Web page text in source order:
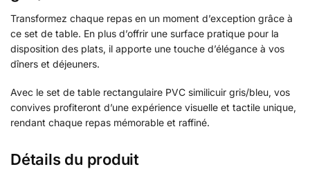
Transformez chaque repas en un moment d’exception grâce à
ce set de table. En plus d’offrir une surface pratique pour la
disposition des plats, il apporte une touche d’élégance à vos
dîners et déjeuners.
Avec le set de table rectangulaire PVC similicuir gris/bleu, vos
convives profiteront d’une expérience visuelle et tactile unique,
rendant chaque repas mémorable et raffiné.
Détails du produit